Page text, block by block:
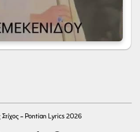
Στίχος - Pontian Lyrics 2026